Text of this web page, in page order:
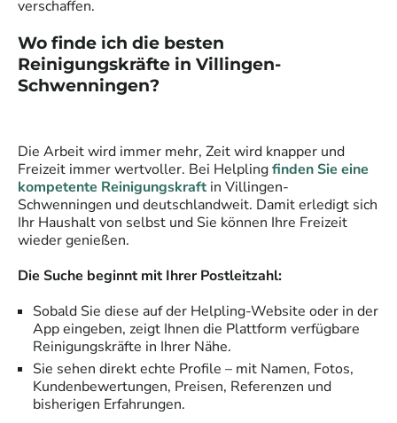
verschaffen.
Wo finde ich die besten
Reinigungskräfte in Villingen-
Schwenningen?
Die Arbeit wird immer mehr, Zeit wird knapper und
Freizeit immer wertvoller. Bei Helplingfinden Sie eine
kompetente Reinigungskraft in Villingen-
Schwenningen und deutschlandweit. Damit erledigt sich
Ihr Haushalt von selbst und Sie können Ihre Freizeit
wieder genießen.
Die Suche beginnt mit Ihrer Postleitzahl:
Sobald Sie diese auf der Helpling-Website oder in der
App eingeben, zeigt Ihnen die Plattform verfügbare
Reinigungskräfte in Ihrer Nähe.
Sie sehen direkt echte Profile – mit Namen, Fotos,
Kundenbewertungen, Preisen, Referenzen und
bisherigen Erfahrungen.